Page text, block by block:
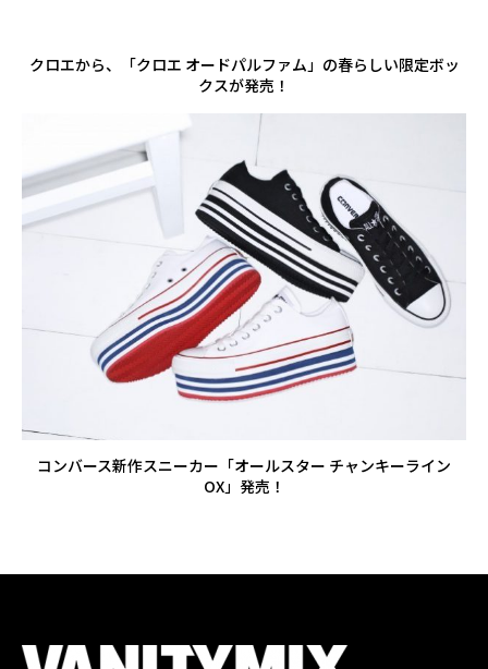
クロエから、「クロエ オードパルファム」の春らしい限定ボッ
クスが発売！
コンバース新作スニーカー「オールスター チャンキーライン
OX」発売！